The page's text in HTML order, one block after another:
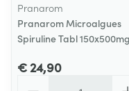
Pranarom
Pranarom Microalgues
Spiruline Tabl 150x500mg
€ 24,90